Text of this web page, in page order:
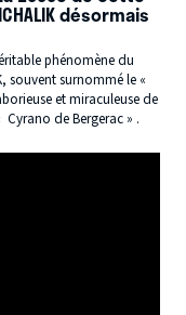
désormais
phénomène du
souvent surnommé le «
et miraculeuse de
de Bergerac » .